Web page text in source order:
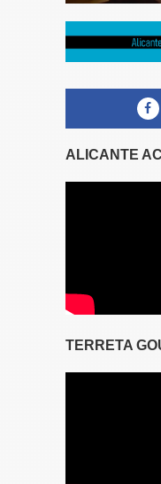
ALICANTE
TERRETA